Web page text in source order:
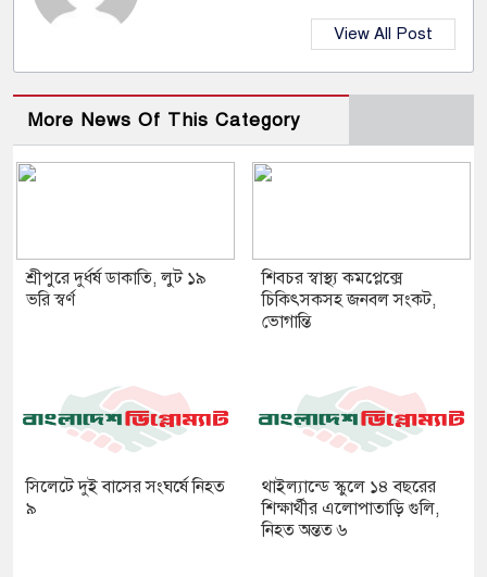
View All Post
More News Of This Category
শ্রীপুরে দুর্ধর্ষ ডাকাতি, লুট ১৯
ভরি স্বর্ণ
শিবচর স্বাস্থ্য কমপ্লেক্সে
চিকিৎসকসহ জনবল সংকট,
ভোগান্তি
সিলেটে দুই বাসের সংঘর্ষে নিহত
৯
থাইল্যান্ডে স্কুলে ১৪ বছরের
শিক্ষার্থীর এলোপাতাড়ি গুলি,
নিহত অন্তত ৬